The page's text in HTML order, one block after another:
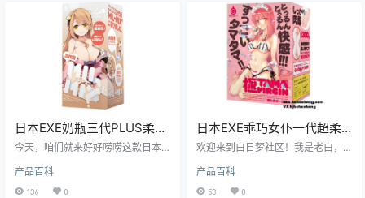
底值不值得你入手！
日本EXE奶瓶三代PLUS柔软
款便携隐蔽设计飞机杯测评
今天，咱们就来好好唠唠这款日本E
为白日梦社区的核心人物老白，凭
借丰富的测评经验，我得说，这玩
产品百科
136 0
日本EXE乖巧女仆一代超柔
软体验飞机杯测评报告
欢迎来到白日梦社区！我是老白，
一代” 飞机杯。这款杯子以其独特的
设计和柔软的材质，吸引了众多绅
产品百科
53 0